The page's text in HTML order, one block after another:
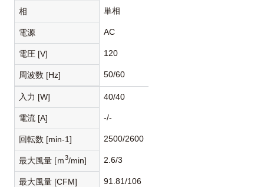
相 単相
電源 AC
電圧 [V] 120
周波数 [Hz] 50/60
入力 [W] 40/40
電流 [A] -/-
回転数 [min-1] 2500/2600
最大風量 [ｍ3/min] 2.6/3
最大風量 [CFM] 91.81/106